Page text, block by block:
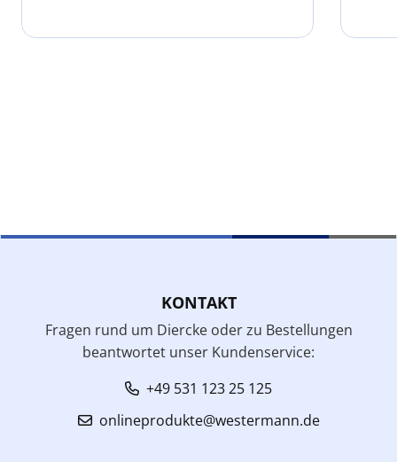
KONTAKT
Fragen rund um Diercke oder zu Bestellungen
beantwortet unser Kundenservice:
+49 531 123 25 125
onlineprodukte@westermann.de